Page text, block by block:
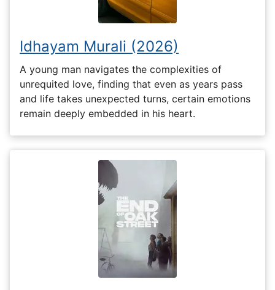
Idhayam Murali (2026)
A young man navigates the complexities of
unrequited love, finding that even as years pass
and life takes unexpected turns, certain emotions
remain deeply embedded in his heart.